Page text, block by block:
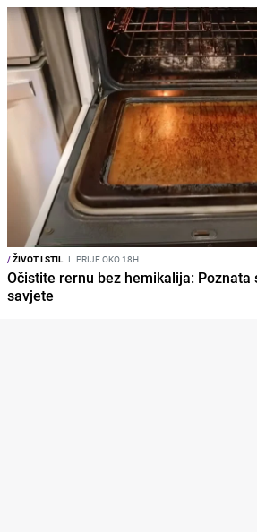
/ŽIVOT I STIL I PRIJE OKO 18H
Očistite rernu bez hemikalija:
savjete